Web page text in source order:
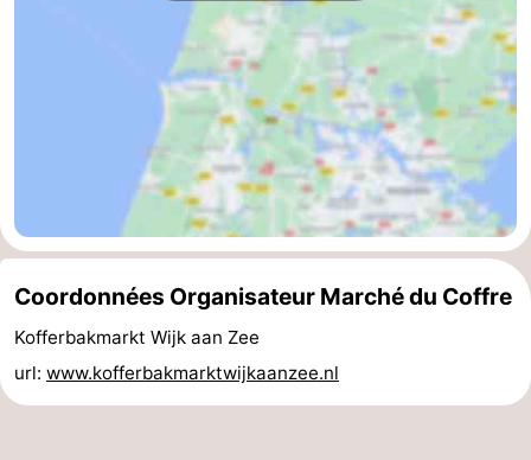
Coordonnées Organisateur Marché du Coffre
Kofferbakmarkt Wijk aan Zee
url: www.kofferbakmarktwijkaanzee.nl